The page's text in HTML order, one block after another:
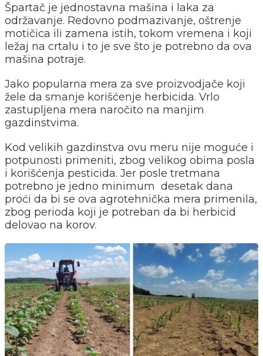
Špartač je jednostavna mašina i laka za
održavanje. Redovno podmazivanje, oštrenje
motičica ili zamena istih, tokom vremena i koji
ležaj na crtalu i to je sve što je potrebno da ova
mašina potraje.
Jako popularna mera za sve proizvodjače koji
žele da smanje korišćenje herbicida. Vrlo
zastupljena mera naročito na manjim
gazdinstvima.
Kod velikih gazdinstva ovu meru nije moguće i
potpunosti primeniti, zbog velikog obima posla
i korišćenja pesticida. Jer posle tretmana
potrebno je jedno minimum desetak dana
proći da bi se ova agrotehnička mera primenila,
zbog perioda koji je potreban da bi herbicid
delovao na korov.